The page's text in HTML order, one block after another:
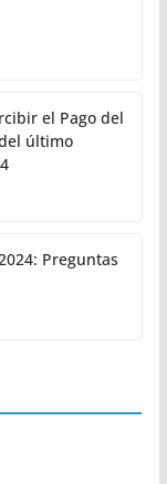
el Pago del
último
Preguntas